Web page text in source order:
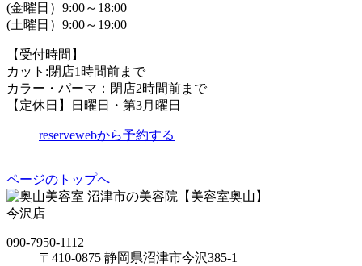
(金曜日）9:00～18:00
(土曜日）9:00～19:00
【受付時間】
カット:閉店1時間前まで
カラー・パーマ：閉店2時間前まで
【定休日】日曜日・第3月曜日
reservewebから予約する
ページのトップへ
沼津市の美容院【美容室奥山】
今沢店
090-7950-1112
〒410-0875 静岡県沼津市今沢385-1